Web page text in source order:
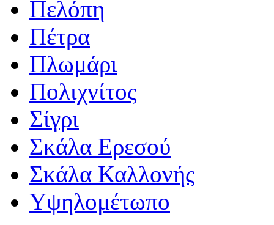
Πελόπη
Πέτρα
Πλωμάρι
Πολιχνίτος
Σίγρι
Σκάλα Ερεσού
Σκάλα Καλλονής
Υψηλομέτωπο